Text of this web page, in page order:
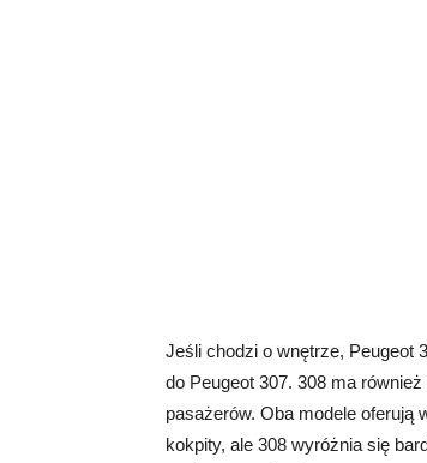
Jeśli chodzi o wnętrze, Peugeot
do Peugeot 307. 308 ma
pasażerów. Oba modele oferują
kokpity, ale 308 wyróżnia się